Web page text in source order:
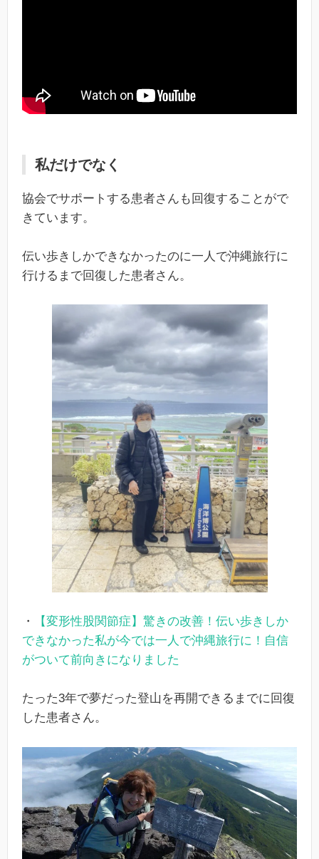
私だけでなく
協会でサポートする患者さんも回復することがで
きています。
伝い歩きしかできなかったのに一人で沖縄旅行に
行けるまで回復した患者さん。
・
【変形性股関節症】驚きの改善！伝い歩きしか
できなかった私が今では一人で沖縄旅行に！自信
がついて前向きになりました
たった3年で夢だった登山を再開できるまでに回復
した患者さん。